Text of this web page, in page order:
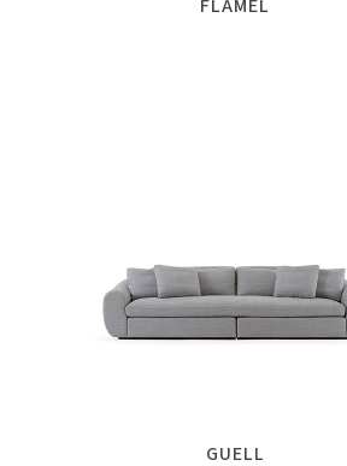
FLAMEL
GUELL